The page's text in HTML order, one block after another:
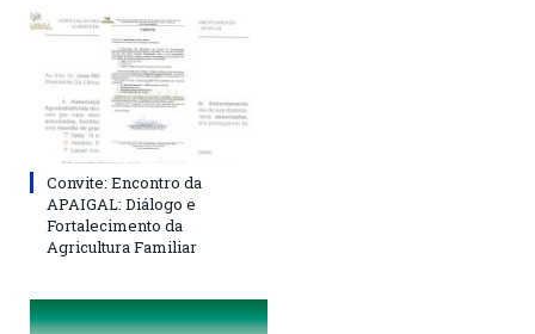
Convite: Encontro da
APAIGAL: Diálogo e
Fortalecimento da
Agricultura Familiar